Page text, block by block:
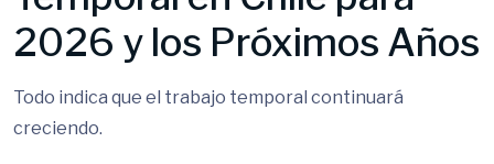
2026 y los Próximos Años
Todo indica que el trabajo temporal continuará
creciendo.